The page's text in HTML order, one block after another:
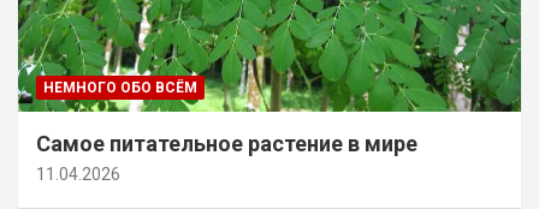
НЕМНОГО ОБО ВСЁМ
Самое питательное растение в мире
11.04.2026